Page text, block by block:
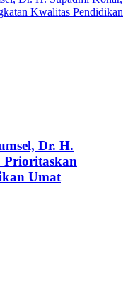
Kwalitas Pendidikan
Dr. H.
Prioritaskan
Umat